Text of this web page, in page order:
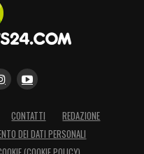
CONTATTI
REDAZIONE
DEI DATI PERSONALI